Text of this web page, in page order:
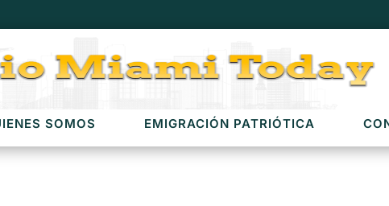
SOMOS EMIGRACIÓN PATRIÓTICA